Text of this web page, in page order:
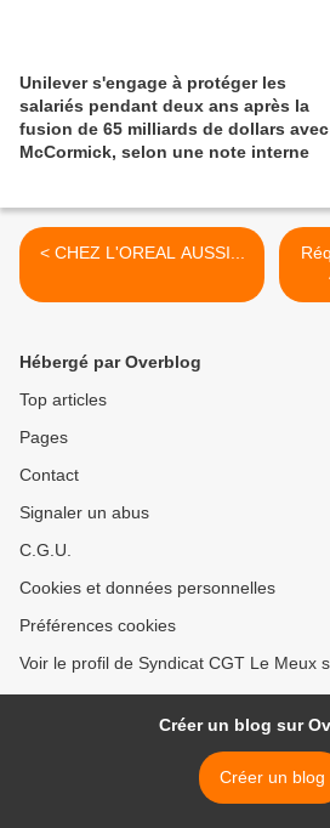
Unilever s'engage à protéger les
salariés pendant deux ans après la
fusion de 65 milliards de dollars avec
McCormick, selon une note interne
< CHEZ L'OREAL AUSSI...
Hébergé par Overblog
Top articles
Pages
Contact
Signaler un abus
C.G.U.
Cookies et données personnelles
Préférences cookies
Voir le profil de Syndicat CGT Le Meux
Créer un blog sur
Créer un blog